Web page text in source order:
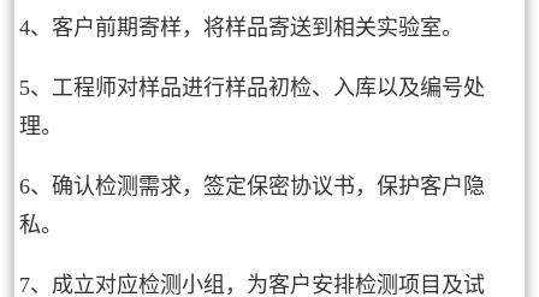
4、客户前期寄样，将样品寄送到相关实验室。
5、工程师对样品进行样品初检、入库以及编号处
理。
6、确认检测需求，签定保密协议书，保护客户隐
私。
7、成立对应检测小组，为客户安排检测项目及试